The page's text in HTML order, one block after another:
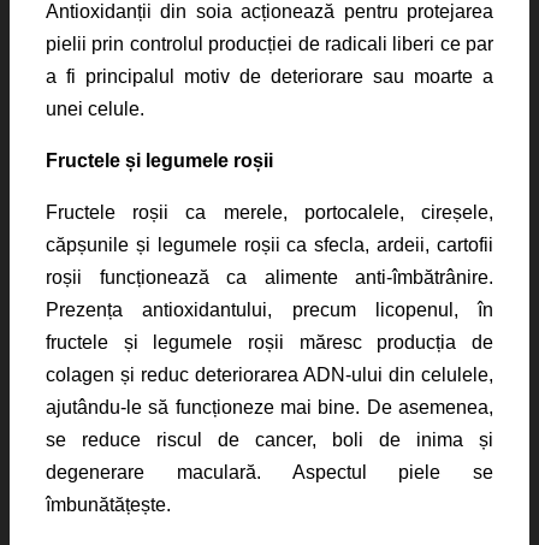
Antioxidanții din soia acționează pentru protejarea
pielii prin controlul producției de radicali liberi ce par
a fi principalul motiv de deteriorare sau moarte a
unei celule.
Fructele și legumele roșii
Fructele roșii ca merele, portocalele, cireșele,
căpșunile și legumele roșii ca sfecla, ardeii, cartofii
roșii funcționează ca alimente anti-îmbătrânire.
Prezența antioxidantului, precum licopenul, în
fructele și legumele roșii măresc producția de
colagen și reduc deteriorarea ADN-ului din celulele,
ajutându-le să funcționeze mai bine. De asemenea,
se reduce riscul de cancer, boli de inima și
degenerare maculară. Aspectul piele se
îmbunătățește.